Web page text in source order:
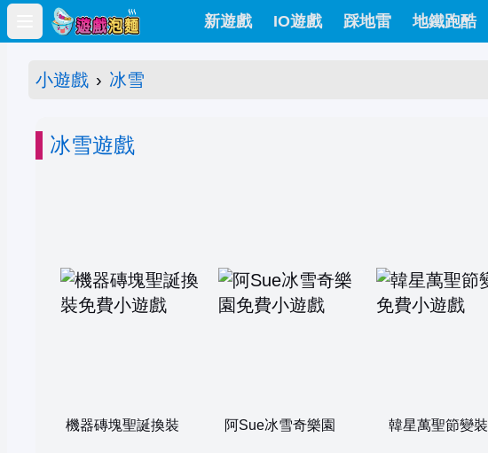
Open main menu
新遊戲 IO遊戲 踩地雷 地鐵跑酷
小遊戲 › 冰雪
冰雪遊戲
機器磚塊聖誕換裝 阿Sue冰雪奇樂園 韓星萬聖節變裝